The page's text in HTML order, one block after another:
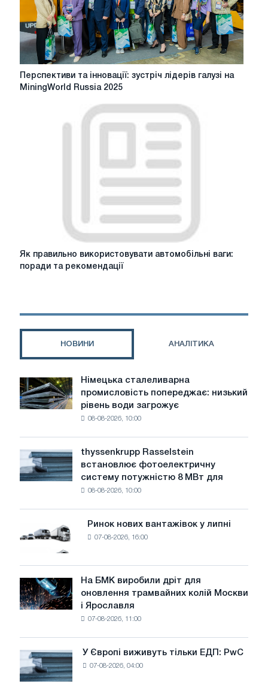
Перспективи
та
Перспективи та інновації: зустріч лідерів галузі на
MiningWorld Russia 2025
Як
правильно
Як правильно використовувати автомобільні ваги: ​​
поради та рекомендації
НОВИНИ АНАЛІТИКА
Німецька
сталеливарна
промисловість
води
загрожує
безпеці
Німецька сталеливарна
промисловість попереджає: низький
рівень води загрожує
08-08-2026, 10:00
thyssenkrupp
Rasselstein
встановлює
фотоелектричну
досягнення
цілей
декарбонізації
thyssenkrupp Rasselstein
встановлює фотоелектричну
систему потужністю 8 МВт для
08-08-2026, 10:00
Ринок
нових
вантажівок
у
липні
Ринок нових вантажівок у липні
07-08-2026, 16:00
На
БМК
виробили
трамвайних
колій
На БМК виробили дріт для
оновлення трамвайних колій Москви
і Ярославля
07-08-2026, 11:00
Європі
виживуть
У Європі виживуть тільки ЕДП: PwC
07-08-2026, 04:00